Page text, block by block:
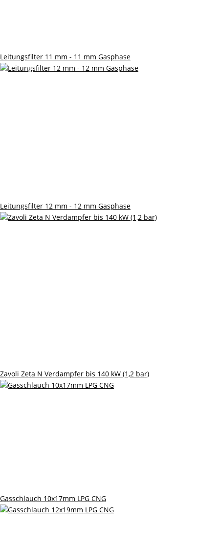
Leitungsfilter 11 mm - 11 mm Gasphase
Leitungsfilter 12 mm - 12 mm Gasphase
Zavoli Zeta N Verdampfer bis 140 kW (1,2 bar)
Gasschlauch 10x17mm LPG CNG